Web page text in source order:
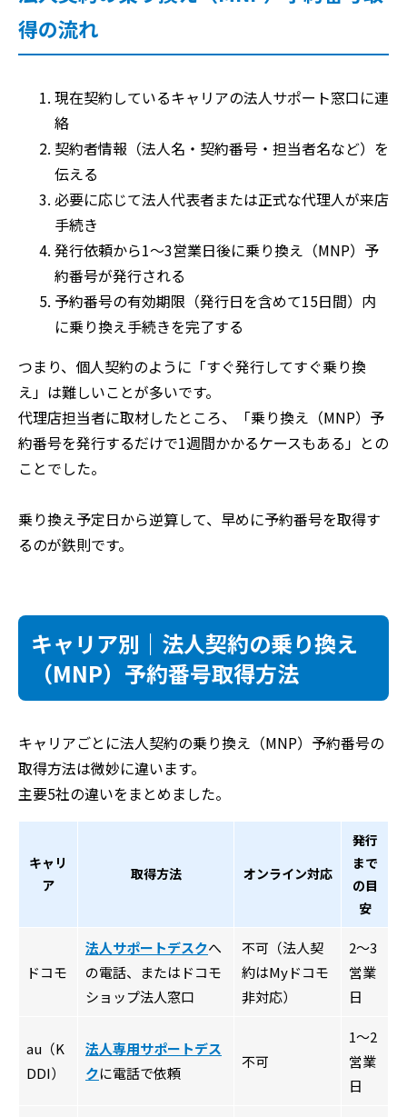
得の流れ
現在契約しているキャリアの法人サポート窓口に連
絡
契約者情報（法人名・契約番号・担当者名など）を
伝える
必要に応じて法人代表者または正式な代理人が来店
手続き
発行依頼から1～3営業日後に乗り換え（MNP）予
約番号が発行される
予約番号の有効期限（発行日を含めて15日間）内
に乗り換え手続きを完了する
つまり、個人契約のように「すぐ発行してすぐ乗り換
え」は難しいことが多いです。
代理店担当者に取材したところ、「乗り換え（MNP）予
約番号を発行するだけで1週間かかるケースもある」との
ことでした。
乗り換え予定日から逆算して、早めに予約番号を取得す
るのが鉄則です。
キャリア別｜法人契約の乗り換え
（MNP）予約番号取得方法
キャリアごとに法人契約の乗り換え（MNP）予約番号の
取得方法は微妙に違います。
主要5社の違いをまとめました。
キャリ
ア
取得方法 オンライン対応
発行
まで
の目
安
ドコモ
法人サポートデスクへ
の電話、またはドコモ
ショップ法人窓口
不可（法人契
約はMyドコモ
非対応）
2～3
営業
日
au（K
DDI）
法人専用サポートデス
クに電話で依頼
不可
1～2
営業
日